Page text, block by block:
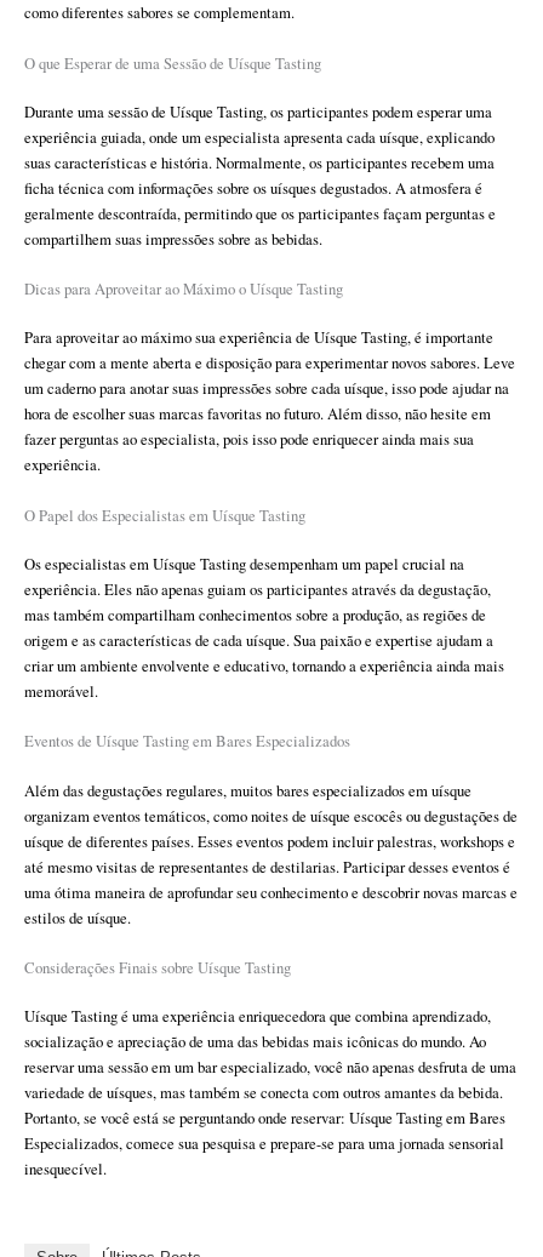
como diferentes sabores se complementam.
O que Esperar de uma Sessão de Uísque Tasting
Durante uma sessão de Uísque Tasting, os participantes podem esperar uma
experiência guiada, onde um especialista apresenta cada uísque, explicando
suas características e história. Normalmente, os participantes recebem uma
ficha técnica com informações sobre os uísques degustados. A atmosfera é
geralmente descontraída, permitindo que os participantes façam perguntas e
compartilhem suas impressões sobre as bebidas.
Dicas para Aproveitar ao Máximo o Uísque Tasting
Para aproveitar ao máximo sua experiência de Uísque Tasting, é importante
chegar com a mente aberta e disposição para experimentar novos sabores. Leve
um caderno para anotar suas impressões sobre cada uísque, isso pode ajudar na
hora de escolher suas marcas favoritas no futuro. Além disso, não hesite em
fazer perguntas ao especialista, pois isso pode enriquecer ainda mais sua
experiência.
O Papel dos Especialistas em Uísque Tasting
Os especialistas em Uísque Tasting desempenham um papel crucial na
experiência. Eles não apenas guiam os participantes através da degustação,
mas também compartilham conhecimentos sobre a produção, as regiões de
origem e as características de cada uísque. Sua paixão e expertise ajudam a
criar um ambiente envolvente e educativo, tornando a experiência ainda mais
memorável.
Eventos de Uísque Tasting em Bares Especializados
Além das degustações regulares, muitos bares especializados em uísque
organizam eventos temáticos, como noites de uísque escocês ou degustações de
uísque de diferentes países. Esses eventos podem incluir palestras, workshops e
até mesmo visitas de representantes de destilarias. Participar desses eventos é
uma ótima maneira de aprofundar seu conhecimento e descobrir novas marcas e
estilos de uísque.
Considerações Finais sobre Uísque Tasting
Uísque Tasting é uma experiência enriquecedora que combina aprendizado,
socialização e apreciação de uma das bebidas mais icônicas do mundo. Ao
reservar uma sessão em um bar especializado, você não apenas desfruta de uma
variedade de uísques, mas também se conecta com outros amantes da bebida.
Portanto, se você está se perguntando onde reservar: Uísque Tasting em Bares
Especializados, comece sua pesquisa e prepare-se para uma jornada sensorial
inesquecível.